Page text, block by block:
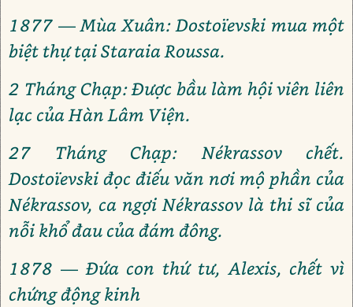
1877 — Mùa Xuân: Dostoïevski mua một
biệt thự tại Staraia Roussa.
2 Tháng Chạp: Được bầu làm hội viên liên
lạc của Hàn Lâm Viện.
27 Tháng Chạp: Nékrassov chết.
Dostoïevski đọc điếu văn nơi mộ phần của
Nékrassov, ca ngợi Nékrassov là thi sĩ của
nỗi khổ đau của đám đông.
1878 — Đứa con thứ tư, Alexis, chết vì
chứng động kinh